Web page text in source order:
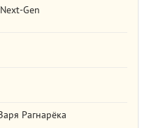
Gen
Рагнарёка